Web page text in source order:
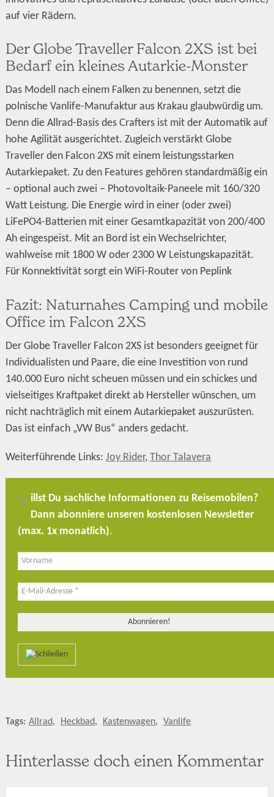
auf vier Rädern.
Der Globe Traveller Falcon 2XS ist bei
Bedarf ein kleines Autarkie-Monster
Das Modell nach einem Falken zu benennen, setzt die
polnische Vanlife-Manufaktur aus Krakau glaubwürdig um.
Denn die Allrad-Basis des Crafters ist mit der Automatik auf
hohe Agilität ausgerichtet. Zugleich verstärkt Globe
Traveller den Falcon 2XS mit einem leistungsstarken
Autarkiepaket. Zu den Features gehören standardmäßig ein
– optional auch zwei – Photovoltaik-Paneele mit 160/320
Watt Leistung. Die Energie wird in einer (oder zwei)
LiFePO4-Batterien mit einer Gesamtkapazität von 200/400
Ah eingespeist. Mit an Bord ist ein Wechselrichter,
wahlweise mit 1800 W oder 2300 W Leistungskapazität.
Für Konnektivität sorgt ein WiFi-Router von Peplink
Fazit: Naturnahes Camping und mobile
Office im Falcon 2XS
Der Globe Traveller Falcon 2XS ist besonders geeignet für
Individualisten und Paare, die eine Investition von rund
140.000 Euro nicht scheuen müssen und ein schickes und
vielseitiges Kraftpaket direkt ab Hersteller wünschen, um
nicht nachträglich mit einem Autarkiepaket auszurüsten.
Das ist einfach „VW Bus“ anders gedacht.
Weiterführende Links: Joy Rider, Thor Talavera
Willst Du sachliche Informationen zu Reisemobilen?
Dann abonniere unseren kostenlosen Newsletter
(max. 1x monatlich).
Tags: Allrad, Heckbad, Kastenwagen, Vanlife
Hinterlasse doch einen Kommentar